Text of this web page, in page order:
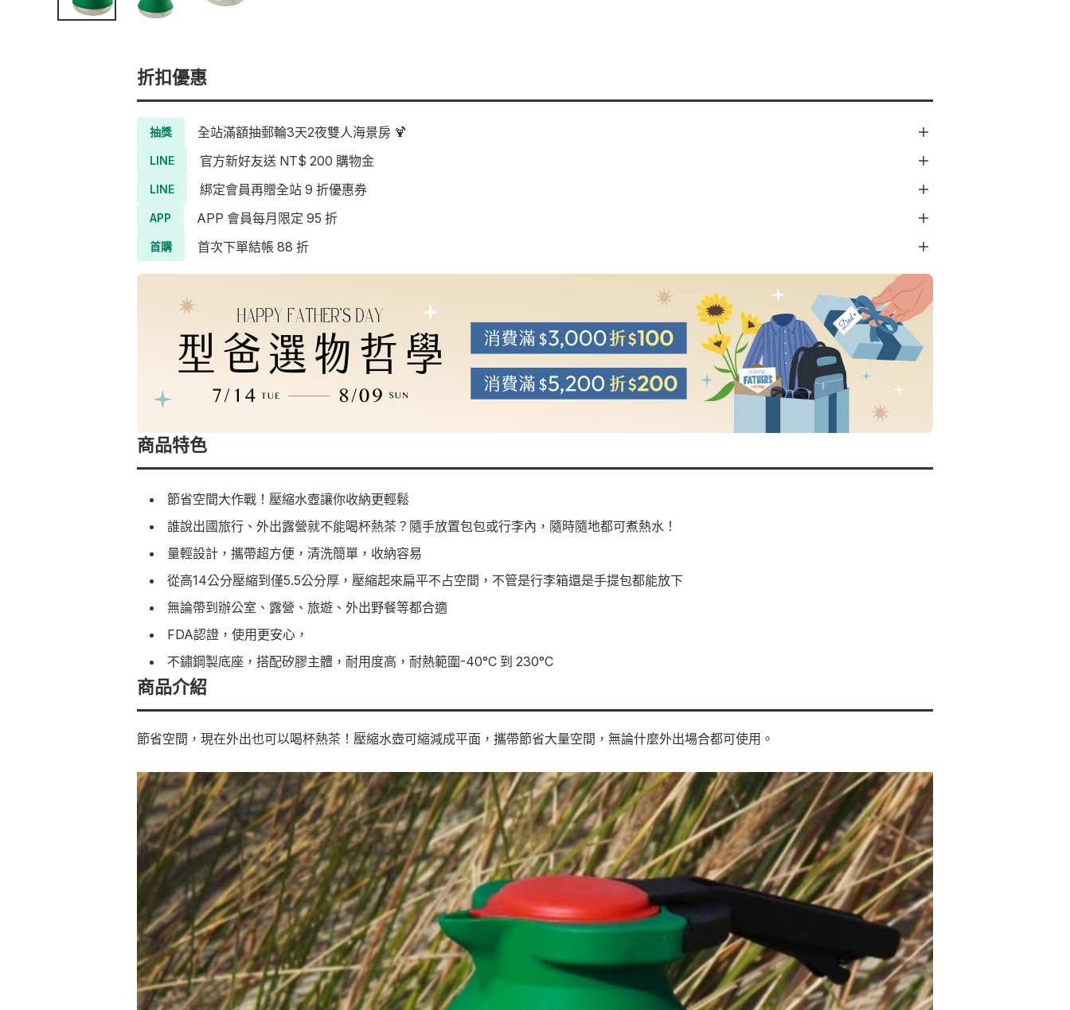
折扣優惠
抽獎 全站滿額抽郵輪3天2夜雙人海景房 🍹
LINE 官方新好友送 NT$ 200 購物金
LINE 綁定會員再贈全站 9 折優惠券
APP APP 會員每月限定 95 折
首購 首次下單結帳 88 折
商品特色
節省空間大作戰！壓縮水壺讓你收納更輕鬆
誰說出國旅行、外出露營就不能喝杯熱茶？隨手放置包包或行李內，隨時隨地都可煮熱水！
量輕設計，攜帶超方便，清洗簡單，收納容易
從高14公分壓縮到僅5.5公分厚，壓縮起來扁平不占空間，不管是行李箱還是手提包都能放下
無論帶到辦公室、露營、旅遊、外出野餐等都合適
FDA認證，使用更安心，
不鏽鋼製底座，搭配矽膠主體，耐用度高，耐熱範圍-40°C 到 230°C
商品介紹
節省空間，現在外出也可以喝杯熱茶！壓縮水壺可縮減成平面，攜帶節省大量空間，無論什麼外出場合都可使用。